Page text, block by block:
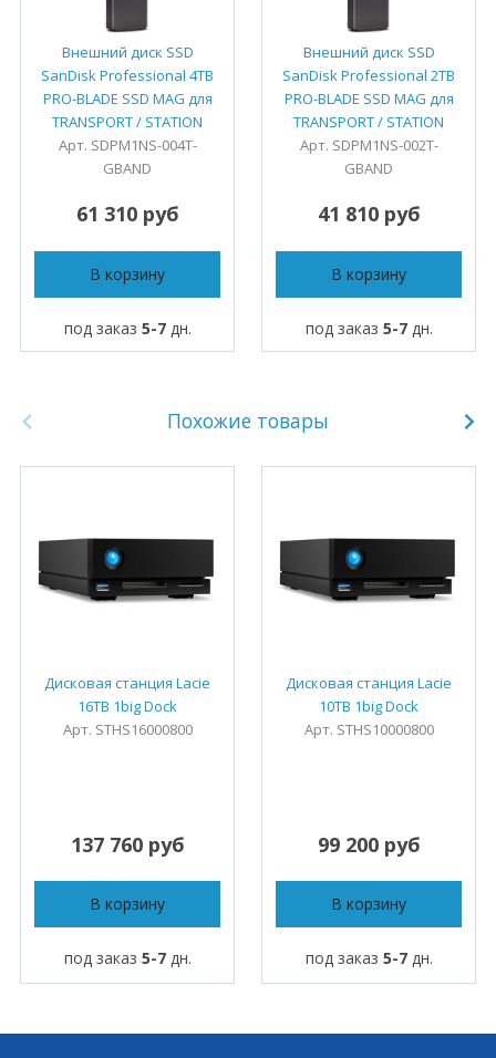
Внешний диск SSD
SanDisk Professional 4TB
PRO-BLADE SSD MAG для
TRANSPORT / STATION
Арт. SDPM1NS-004T-
GBAND
61 310 руб
В корзину
под заказ 5-7дн.
Внешний диск SSD
SanDisk Professional 2TB
PRO-BLADE SSD MAG для
TRANSPORT / STATION
Арт. SDPM1NS-002T-
GBAND
41 810 руб
В корзину
под заказ 5-7дн.
Похожие товары
Дисковая станция Lacie
16TB 1big Dock
Арт. STHS16000800
137 760 руб
В корзину
под заказ 5-7дн.
Дисковая станция Lacie
10TB 1big Dock
Арт. STHS10000800
99 200 руб
В корзину
под заказ 5-7дн.